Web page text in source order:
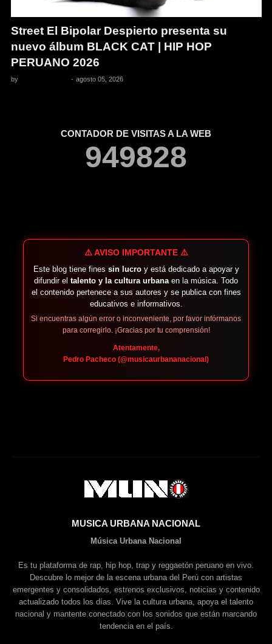
Street El Bipolar Despierto presenta su
nuevo álbum BLACK CAT | HIP HOP
PERUANO 2026
by - agosto 05, 2026
CONTADOR DE VISITAS A LA WEB
949828
⚠️ AVISO IMPORTANTE ⚠️
Este blog tiene fines sin lucroy está dedicado a apoyar y
difundir el talento y la cultura urbana en la música. Todo
el contenido pertenece a sus autores y se publica con fines
educativos e informativos.
Si encuentras algún error o inconveniente, por favor infórmanos
para corregirlo. ¡Gracias por tu comprensión!
Atentamente,
Pedro Pacheco (@musicaurbananacional)
MUSICA URBANA NACIONAL
Música Urbana Nacional
Es tu plataforma de rap, hip hop, trap y reggaetón peruano en vivo.
Descubre lo mejor de la escena urbana del Perú con artistas
emergentes y consolidados, estrenos exclusivos, noticias y contenido
actualizado todos los días. Vive la cultura urbana, apoya el talento
nacional y mantente conectado con los sonidos que están marcando
tendencia en el país.